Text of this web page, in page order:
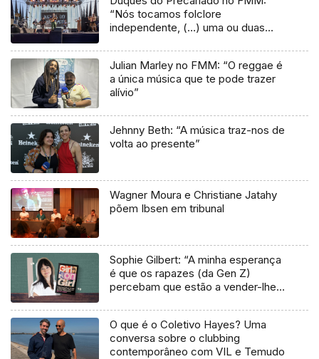
“Nós tocamos folclore
independente, (…) uma ou duas
Julian Marley no FMM: “O reggae é
a única música que te pode trazer
alívio”
Jehnny Beth: “A música traz-nos de
volta ao presente”
Wagner Moura e Christiane Jatahy
põem Ibsen em tribunal
Sophie Gilbert: “A minha esperança
é que os rapazes (da Gen Z)
percebam que estão a vender-lhes
O que é o Coletivo Hayes? Uma
conversa sobre o clubbing
contemporâneo com VIL e Temudo